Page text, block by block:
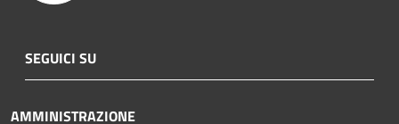
SEGUICI SU
AMMINISTRAZIONE